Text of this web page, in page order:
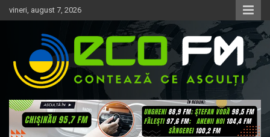
Skip
to
vineri, august 7, 2026
EcoFM